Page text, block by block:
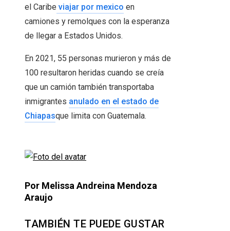
el Caribe viajar por mexico en
camiones y remolques con la esperanza
de llegar a Estados Unidos.
En 2021, 55 personas murieron y más de
100 resultaron heridas cuando se creía
que un camión también transportaba
inmigrantes anulado en el estado de
Chiapasque limita con Guatemala.
Por Melissa Andreina Mendoza
Araujo
TAMBIÉN TE PUEDE GUSTAR